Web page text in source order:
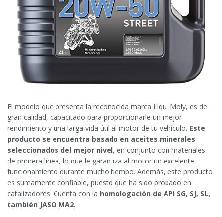
El modelo que presenta la reconocida marca Liqui Moly, es de
gran calidad, capacitado para proporcionarle un mejor
rendimiento y una larga vida útil al motor de tu vehículo. Este
producto se encuentra basado en aceites minerales
seleccionados del mejor nivel, en conjunto con materiales
de primera línea, lo que le garantiza al motor un excelente
funcionamiento durante mucho tiempo. Además, este producto
es sumamente confiable, puesto que ha sido probado en
catalizadores. Cuenta con la homologación de API SG, SJ, SL,
también JASO MA2.